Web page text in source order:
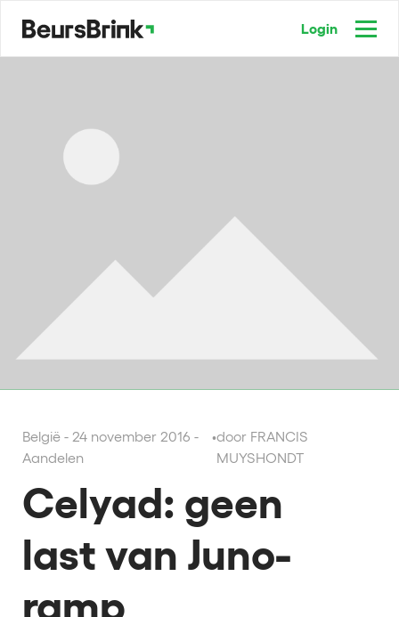
Login
België - 24 november 2016 -
Aandelen
•door FRANCIS
MUYSHONDT
Celyad: geen
last van Juno-
ramp